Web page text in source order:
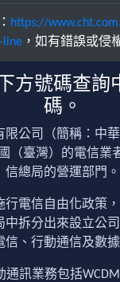
https://
line ，如有錯誤或侵
方號碼查詢
碼。
限公司（簡稱：中
（臺灣）的電信業
信總局的營運部門。
行電信自由化政策
中拆分出來設立公
信、行動通信及數
訊業務包括